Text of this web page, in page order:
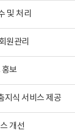
및 처리
원관리
홍보
지식 서비스 제공
개선